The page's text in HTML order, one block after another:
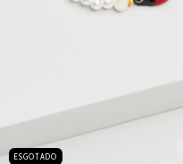
ESGOTADO